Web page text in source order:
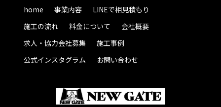
home 事業内容
LINEで相見積もり
施工の流れ
料金について
会社概要
求人・協力会社募集
施工事例
公式インスタグラム
お問い合わせ